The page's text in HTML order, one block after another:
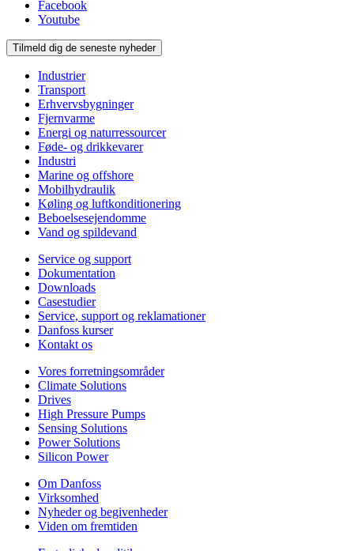
Facebook
Youtube
Tilmeld dig de seneste nyheder
Industrier
Transport
Erhvervsbygninger
Fjernvarme
Energi og naturressourcer
Føde- og drikkevarer
Industri
Marine og offshore
Mobilhydraulik
Køling og luftkonditionering
Beboelsesejendomme
Vand og spildevand
Service og support
Dokumentation
Downloads
Casestudier
Service, support og reklamationer
Danfoss kurser
Kontakt os
Vores forretningsområder
Climate Solutions
Drives
High Pressure Pumps
Sensing Solutions
Power Solutions
Silicon Power
Om Danfoss
Virksomhed
Nyheder og begivenheder
Viden om fremtiden